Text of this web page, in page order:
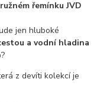
řemínku JVD
jen hluboké
a vodní hladina
z devíti kolekcí je